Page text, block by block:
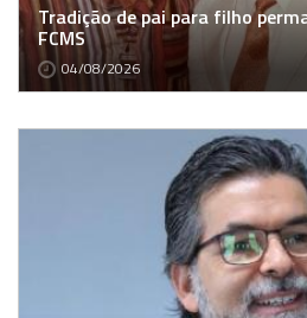
Tradição de pai para filho
FCMS
04/08/2026